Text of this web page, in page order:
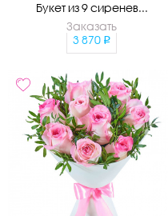
Букет из 9 сиренев...
Заказать
3 870